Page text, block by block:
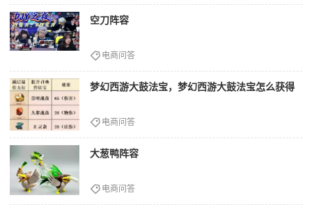
空刀阵容
电商问答
梦幻西游大鼓法宝，梦幻西游大鼓法宝怎么获得
电商问答
大葱鸭阵容
电商问答